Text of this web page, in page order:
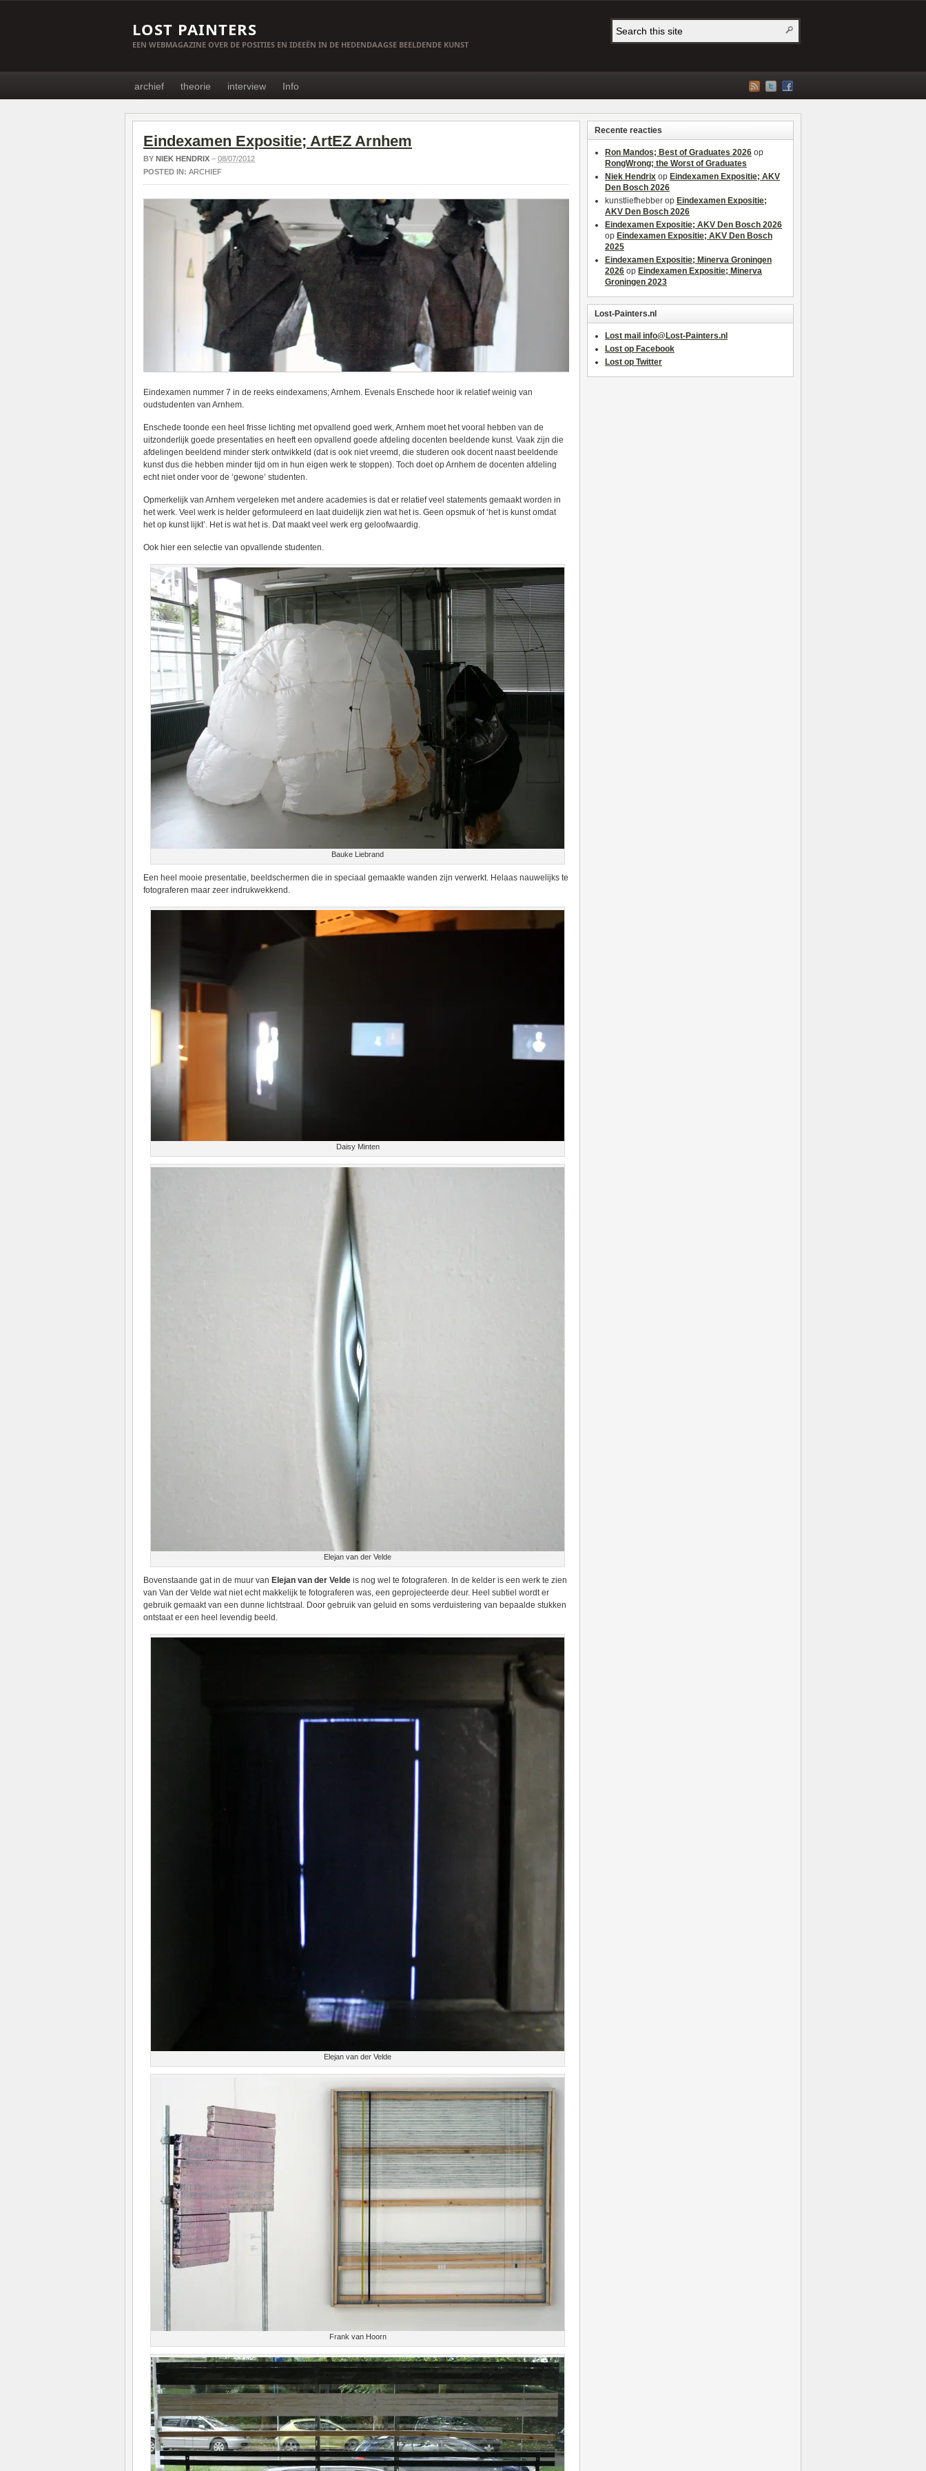
LOST PAINTERS
EEN WEBMAGAZINE OVER DE POSITIES EN IDEEËN IN DE HEDENDAAGSE BEELDENDE KUNST
archief theorie interview Info
Eindexamen Expositie; ArtEZ Arnhem
BY NIEK HENDRIX – 08/07/2012
POSTED IN: ARCHIEF
Eindexamen nummer 7 in de reeks eindexamens; Arnhem. Evenals Enschede hoor ik relatief weinig van
oudstudenten van Arnhem.
Enschede toonde een heel frisse lichting met opvallend goed werk, Arnhem moet het vooral hebben van de
uitzonderlijk goede presentaties en heeft een opvallend goede afdeling docenten beeldende kunst. Vaak zijn die
afdelingen beeldend minder sterk ontwikkeld (dat is ook niet vreemd, die studeren ook docent naast beeldende
kunst dus die hebben minder tijd om in hun eigen werk te stoppen). Toch doet op Arnhem de docenten afdeling
echt niet onder voor de ‘gewone’ studenten.
Opmerkelijk van Arnhem vergeleken met andere academies is dat er relatief veel statements gemaakt worden in
het werk. Veel werk is helder geformuleerd en laat duidelijk zien wat het is. Geen opsmuk of ‘het is kunst omdat
het op kunst lijkt’. Het is wat het is. Dat maakt veel werk erg geloofwaardig.
Ook hier een selectie van opvallende studenten.
Bauke Liebrand
Een heel mooie presentatie, beeldschermen die in speciaal gemaakte wanden zijn verwerkt. Helaas nauwelijks te
fotograferen maar zeer indrukwekkend.
Daisy Minten
Elejan van der Velde
Bovenstaande gat in de muur van Elejan van der Velde is nog wel te fotograferen. In de kelder is een werk te zien
van Van der Velde wat niet echt makkelijk te fotograferen was, een geprojecteerde deur. Heel subtiel wordt er
gebruik gemaakt van een dunne lichtstraal. Door gebruik van geluid en soms verduistering van bepaalde stukken
ontstaat er een heel levendig beeld.
Elejan van der Velde
Frank van Hoorn
Recente reacties
Ron Mandos; Best of Graduates 2026 op
RongWrong; the Worst of Graduates
Niek Hendrix op Eindexamen Expositie; AKV
Den Bosch 2026
kunstliefhebber op Eindexamen Expositie;
AKV Den Bosch 2026
Eindexamen Expositie; AKV Den Bosch 2026
op Eindexamen Expositie; AKV Den Bosch
2025
Eindexamen Expositie; Minerva Groningen
2026 op Eindexamen Expositie; Minerva
Groningen 2023
Lost-Painters.nl
Lost mail info@Lost-Painters.nl
Lost op Facebook
Lost op Twitter